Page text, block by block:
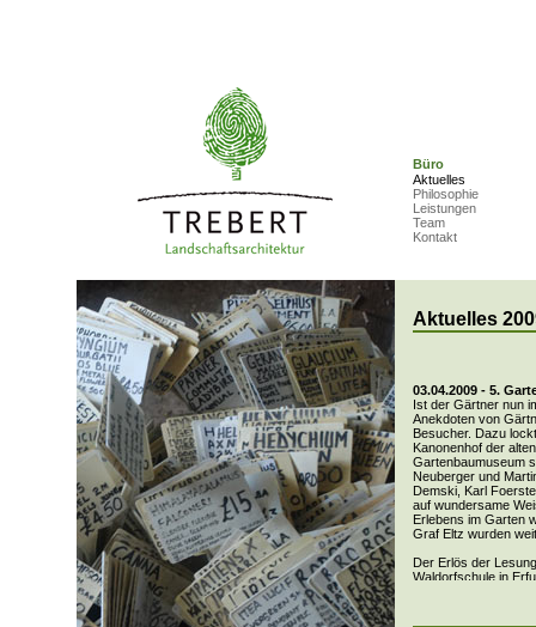
Büro
Aktuelles
Philosophie
Leistungen
Team
Kontakt
Aktuelles
03.04.2009 - 5.
Ist der Gärtner nun
Anekdoten von
Besucher. Dazu
Kanonenhof der
Gartenbaumuseum
Neuberger und
Demski, Karl
auf wundersame
Erlebens im Garten
Graf Eltz wurden
Der Erlös der
Waldorfschule in